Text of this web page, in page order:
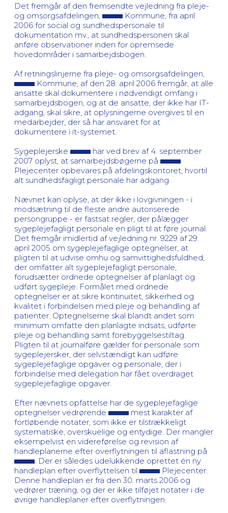
Det fremgår af den fremsendte vejledning fra pleje-
og omsorgsafdelingen,
Kommune, fra april
2006 for social og sundhedspersonale til
dokumentation mv., at sundhedspersonen skal
anføre observationer inden for opremsede
hovedområder i samarbejdsbogen.
Af retningslinjerne fra pleje- og omsorgsafdelingen,
Kommune, af den 28. april 2006 fremgår, at alle
ansatte skal dokumentere i nødvendigt omfang i
samarbejdsbogen, og at de ansatte, der ikke har IT-
adgang, skal sikre, at oplysningerne overgives til en
medarbejder, der så har ansvaret for at
dokumentere i it-systemet.
Sygeplejerske
har ved brev af 4. september
2007 oplyst, at samarbejdsbøgerne på
Plejecenter opbevares på afdelingskontoret, hvortil
alt sundhedsfagligt personale har adgang.
Nævnet kan oplyse, at der ikke i lovgivningen - i
modsætning til de fleste andre autoriserede
persongruppe - er fastsat regler, der pålægger
sygeplejefagligt personale en pligt til at føre journal.
Det fremgår imidlertid af vejledning nr. 9229 af 29.
april 2005 om sygeplejefaglige optegnelser, at
pligten til at udvise omhu og samvittighedsfuldhed,
der omfatter alt sygeplejefagligt personale,
forudsætter ordnede optegnelser af planlagt og
udført sygepleje. Formålet med ordnede
optegnelser er at sikre kontinuitet, sikkerhed og
kvalitet i forbindelsen med pleje og behandling af
patienter. Optegnelserne skal blandt andet som
minimum omfatte den planlagte indsats, udførte
pleje og behandling samt forebyggelsestiltag.
Pligten til at journalføre gælder for personale som
sygeplejersker, der selvstændigt kan udføre
sygeplejefaglige opgaver og personale, der i
forbindelse med delegation har fået overdraget
sygeplejefaglige opgaver.
Efter nævnets opfattelse har de sygeplejefaglige
optegnelser vedrørende
mest karakter af
fortløbende notater, som ikke er tilstrækkeligt
systematiske, overskuelige og entydige. Der mangler
eksempelvist en videreførelse og revision af
handleplanerne efter overflytningen til aflastning på
. Der er således udelukkende oprettet én ny
handleplan efter overflyttelsen til
Plejecenter.
Denne handleplan er fra den 30. marts 2006 og
vedrører træning, og der er ikke tilføjet notater i de
øvrige handleplaner efter overflytningen.